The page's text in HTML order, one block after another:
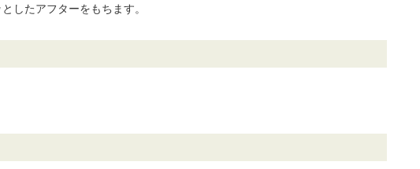
したアフターをもちます。